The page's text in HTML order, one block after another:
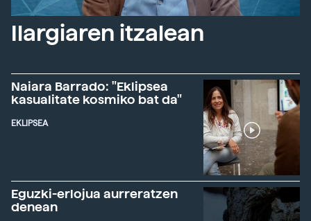
Ilargiaren itzalean
Naiara Barrado: "Eklipsea
kasualitate kosmiko bat da"
EKLIPSEA
Eguzki-erlojua aurreratzen
denean